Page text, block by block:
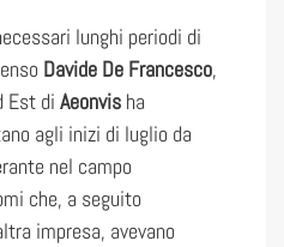
lunghi periodi di
Davide De Francesco,
Est di Aeonvis ha
agli inizi di luglio da
nel campo
che, a seguito
impresa, avevano